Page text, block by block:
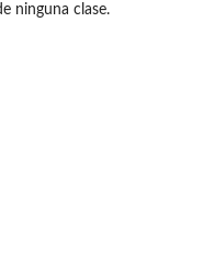
ninguna clase.